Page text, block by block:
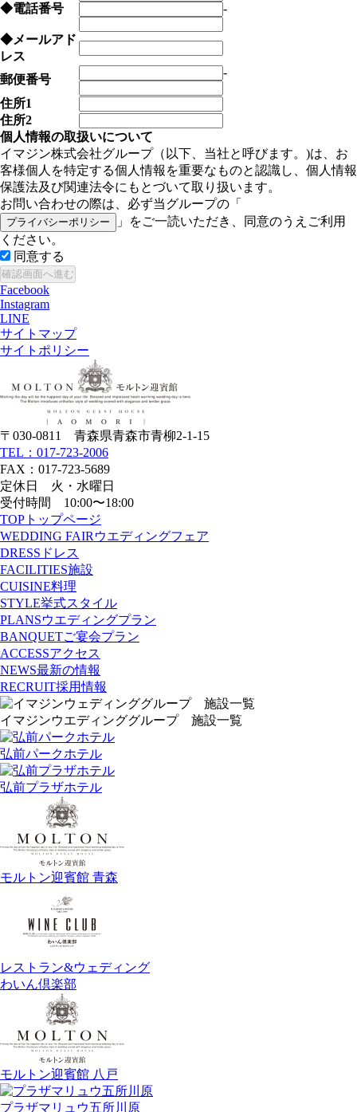
◆電話番号 -
◆メールアド
レス
郵便番号
-
住所1
住所2
個人情報の取扱いについて
イマジン株式会社グループ（以下、当社と呼びます。)は、お
客様個人を特定する個人情報を重要なものと認識し、個人情報
保護法及び関連法令にもとづいて取り扱います。
お問い合わせの際は、必ず当グループの「
プライバシーポリシー
」をご一読いただき、同意のうえご利用
ください。
同意する
Facebook
Instagram
LINE
サイトマップ
サイトポリシー
〒030-0811 青森県青森市青柳2-1-15
TEL：017-723-2006
FAX：017-723-5689
定休日 火・水曜日
受付時間 10:00〜18:00
TOP トップページ
WEDDING FAIR ウエディングフェア
DRESS ドレス
FACILITIES施設
CUISINE料理
STYLE挙式スタイル
PLANSウエディングプラン
BANQUETご宴会プラン
ACCESSアクセス
NEWS最新の情報
RECRUIT採用情報
イマジンウエディンググループ 施設一覧
弘前パークホテル
弘前プラザホテル
モルトン迎賓館 青森
レストラン&ウェディング
わいん倶楽部
モルトン迎賓館 八戸
プラザマリュウ五所川原